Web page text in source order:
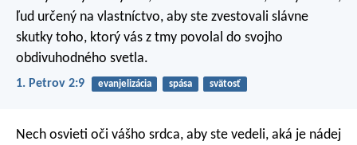
ľud určený na vlastníctvo, aby ste zvestovali slávne
skutky toho, ktorý vás z tmy povolal do svojho
obdivuhodného svetla.
1. Petrov 2:9 evanjelizácia spása svätosť
Nech osvieti oči vášho srdca, aby ste vedeli, aká je nádej